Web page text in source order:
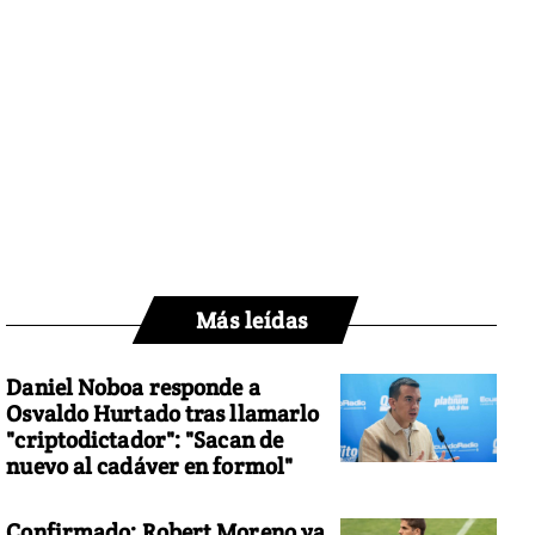
Más leídas
Daniel Noboa responde a
Osvaldo Hurtado tras llamarlo
"criptodictador": "Sacan de
nuevo al cadáver en formol"